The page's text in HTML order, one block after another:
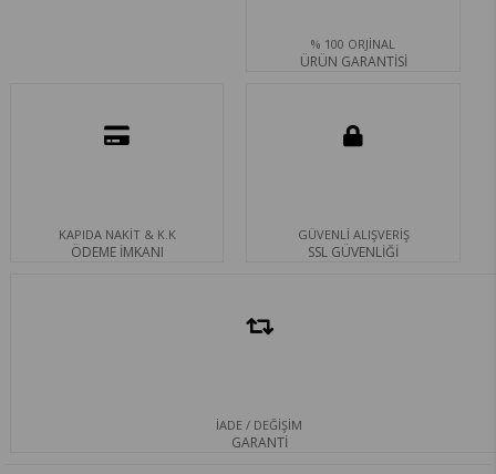
% 100 ORJİNAL
ÜRÜN GARANTİSİ
KAPIDA NAKİT & K.K
ÖDEME İMKANI
GÜVENLİ ALIŞVERİŞ
SSL GÜVENLİĞİ
İADE / DEĞİŞİM
GARANTİ